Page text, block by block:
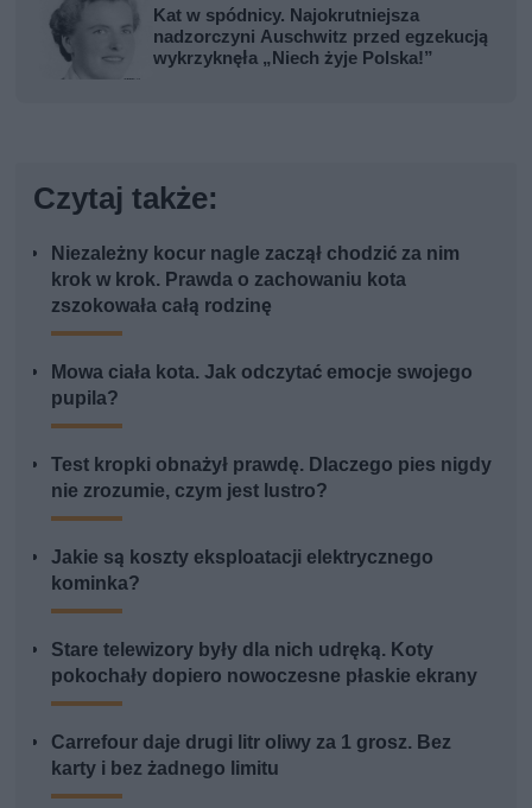
Kat w spódnicy. Najokrutniejsza
nadzorczyni Auschwitz przed egzekucją
wykrzyknęła „Niech żyje Polska!”
Czytaj także:
Niezależny kocur nagle zaczął chodzić za nim
krok w krok. Prawda o zachowaniu kota
zszokowała całą rodzinę
Mowa ciała kota. Jak odczytać emocje swojego
pupila?
Test kropki obnażył prawdę. Dlaczego pies nigdy
nie zrozumie, czym jest lustro?
Jakie są koszty eksploatacji elektrycznego
kominka?
Stare telewizory były dla nich udręką. Koty
pokochały dopiero nowoczesne płaskie ekrany
Carrefour daje drugi litr oliwy za 1 grosz. Bez
karty i bez żadnego limitu